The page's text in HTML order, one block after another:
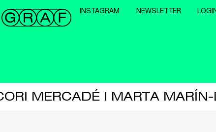
INSTAGRAM NEWSLETTER
MERCADÉ I MARTA